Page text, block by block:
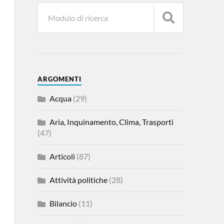
ARGOMENTI
Acqua(29)
Aria, Inquinamento, Clima, Trasporti
(47)
Articoli (87)
Attività politiche(28)
Bilancio(11)